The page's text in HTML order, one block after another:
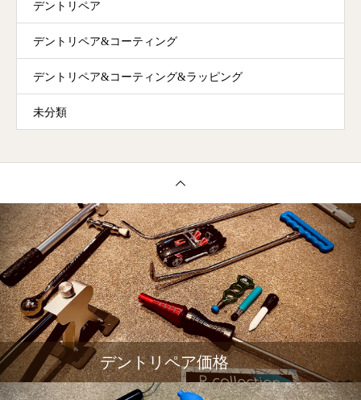
デントリペア
デントリペア&コーティング
デントリペア&コーティング&ラッピング
未分類
デントリペア価格